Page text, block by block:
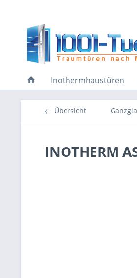
Inothermhaustüren
Übersicht
INOTHERM